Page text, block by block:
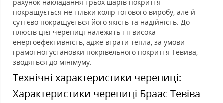
рахунок накладання трьох шарів покриття
покращується не тільки колір готового виробу, але й
суттєво покращується його якість та надійність. До
плюсів цієї черепиці належить і її висока
енергоефективність, адже втрати тепла, за умови
грамотної установки покрівельного покриття Тевива,
зводяться до мінімуму.
Технічні характеристики черепиці:
Характеристики черепиці Браас Тевіва